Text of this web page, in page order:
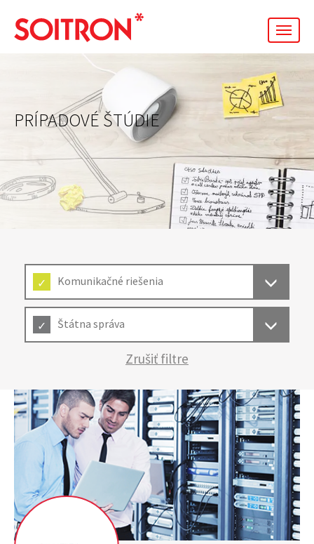
PRÍPADOVÉ ŠTÚDIE
Komunikačné riešenia
Štátna správa
Zrušiť filtre